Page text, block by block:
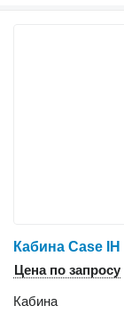
Цена по запросу
Кабина